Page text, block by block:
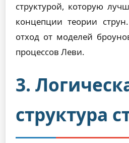
структурой, которую
концепции теории
отход от моделей
процессов Леви.
3.
структура